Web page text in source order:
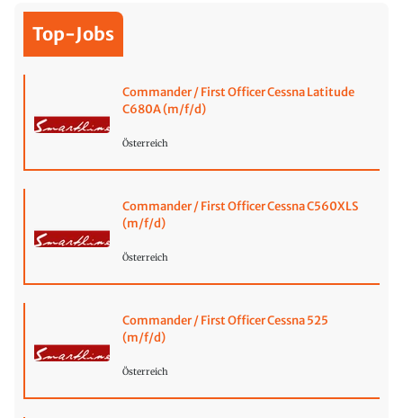
Top-Jobs
Commander / First Officer Cessna Latitude
C680A (m/f/d)
Österreich
Commander / First Officer Cessna C560XLS
(m/f/d)
Österreich
Commander / First Officer Cessna 525
(m/f/d)
Österreich